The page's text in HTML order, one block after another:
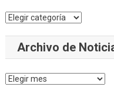
Categorías
Archivo de
Archivo